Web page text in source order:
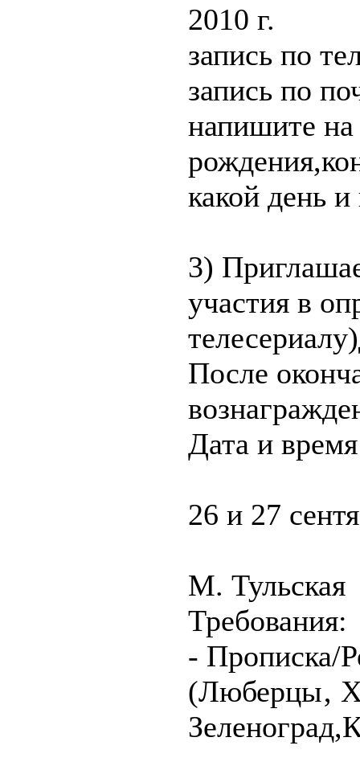
2010 г.
запись по
запись по
напишите
какой день
3)
участия в
После
Дата и
26 и 27
М. Тульская
Требования:
- Прописка/
(Люберцы‚